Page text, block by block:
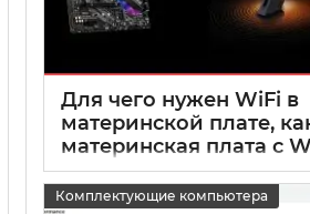
Для чего нужен WiFi в
материнской плате,
материнская плата с
такое стандарт WiFi
15 05 2025 0
Комплектующие компьютера